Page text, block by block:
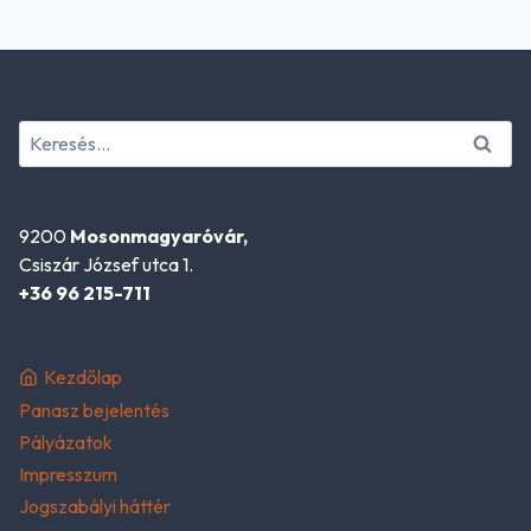
Keresés:
9200 Mosonmagyaróvár,
Csiszár József utca 1.
+36 96 215-711
Kezdőlap
Panasz bejelentés
Pályázatok
Impresszum
Jogszabályi háttér